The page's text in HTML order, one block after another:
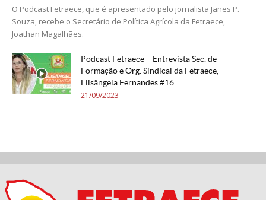
O Podcast Fetraece, que é apresentado pelo jornalista Janes P.
Souza, recebe o Secretário de Política Agrícola da Fetraece,
Joathan Magalhães.
Podcast Fetraece – Entrevista Sec. de
Formação e Org. Sindical da Fetraece,
Elisângela Fernandes #16
21/09/2023